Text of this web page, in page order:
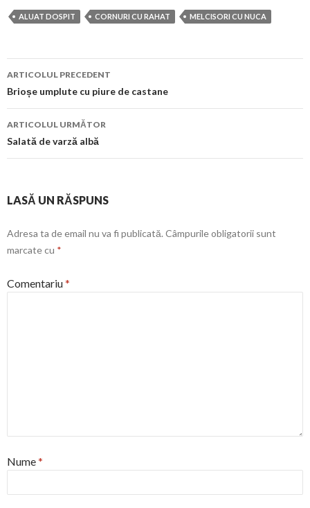
ALUAT DOSPIT CORNURI CU RAHAT MELCISORI CU NUCA
Navigare
în
articol
ARTICOLUL PRECEDENT
Brioșe umplute cu piure de castane
ARTICOLUL URMĂTOR
Salată de varză albă
LASĂ UN RĂSPUNS
Adresa ta de email nu va fi publicată. Câmpurile obligatorii sunt
marcate cu *
Comentariu*
Nume*